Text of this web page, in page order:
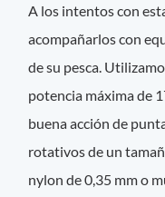
A los intentos con
acompañarlos con
de su pesca.
potencia máxima de
buena acción de
rotativos de un
nylon de 0,35 mm o